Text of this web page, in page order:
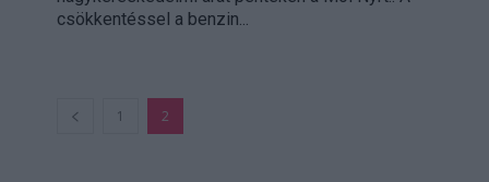
csökkentéssel a benzin...
1 2